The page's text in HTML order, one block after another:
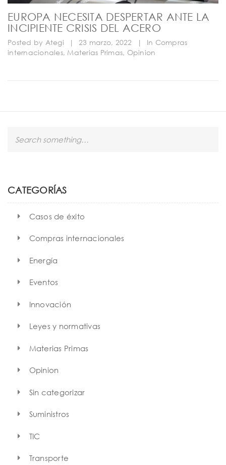
EUROPA NECESITA DESPERTAR ANTE LA
INCIPIENTE CRISIS DEL ACERO
Posted by Ategi | 23 marzo, 2022 | In Compras
internacionales, Materias Primas, Opinion
h
CATEGORÍAS
Casos de éxito
Compras internacionales
Energía
Eventos
Innovación
Leyes y normativas
Materias Primas
Opinion
Sin categorizar
Suministros
TIC
Transporte